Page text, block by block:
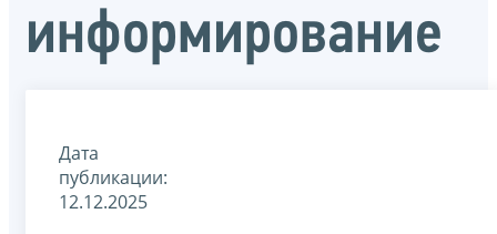
информирование
Дата
публикации:
12.12.2025